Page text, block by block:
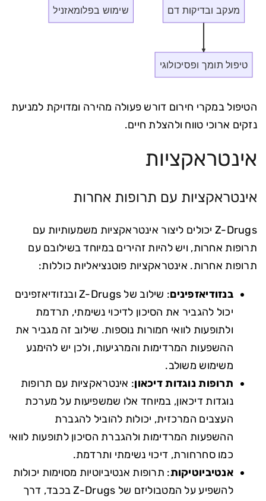
שימוש בפלומאזניל מעקב ובדיקות דם
טיפול תומך ופסיכולוגי
הטיפול במקרי חירום דורש פעולה מהירה ומדויקת למניעת
נזקים ארוכי טווח ולהצלת חיים.
אינטראקציות
אינטראקציות עם תרופות אחרות
Z-Drugs יכולים ליצור אינטראקציות משמעותיות עם
תרופות אחרות, ויש להיות זהירים במיוחד בשילובם עם
תרופות אחרות. אינטראקציות פוטנציאליות כוללות:
בנזודיאזפינים
: שילוב של Z-Drugs ובנזודיאזפינים
יכול להגביר את הסיכון לדיכוי נשימתי, תרדמת
ולתופעות לוואי חמורות נוספות. שילוב זה מגביר את
ההשפעות המרדימות והמרגיעות, ולכן יש להימנע
משימוש משולב.
תרופות נוגדות דיכאון: אינטראקציות עם תרופות
נוגדות דיכאון, במיוחד אלו שמשפיעות על מערכת
העצבים המרכזית, יכולות להוביל להגברת
ההשפעות המרדימות ולהגברת הסיכון לתופעות לוואי
כמו סחרחורת, דיכוי נשימתי ותרדמת.
אנטיביוטיקות: תרופות אנטיביוטיות מסוימות יכולות
להשפיע על המטבוליזם של Z-Drugs בכבד, דרך